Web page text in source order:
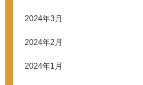
2024年3月
2024年2月
2024年1月